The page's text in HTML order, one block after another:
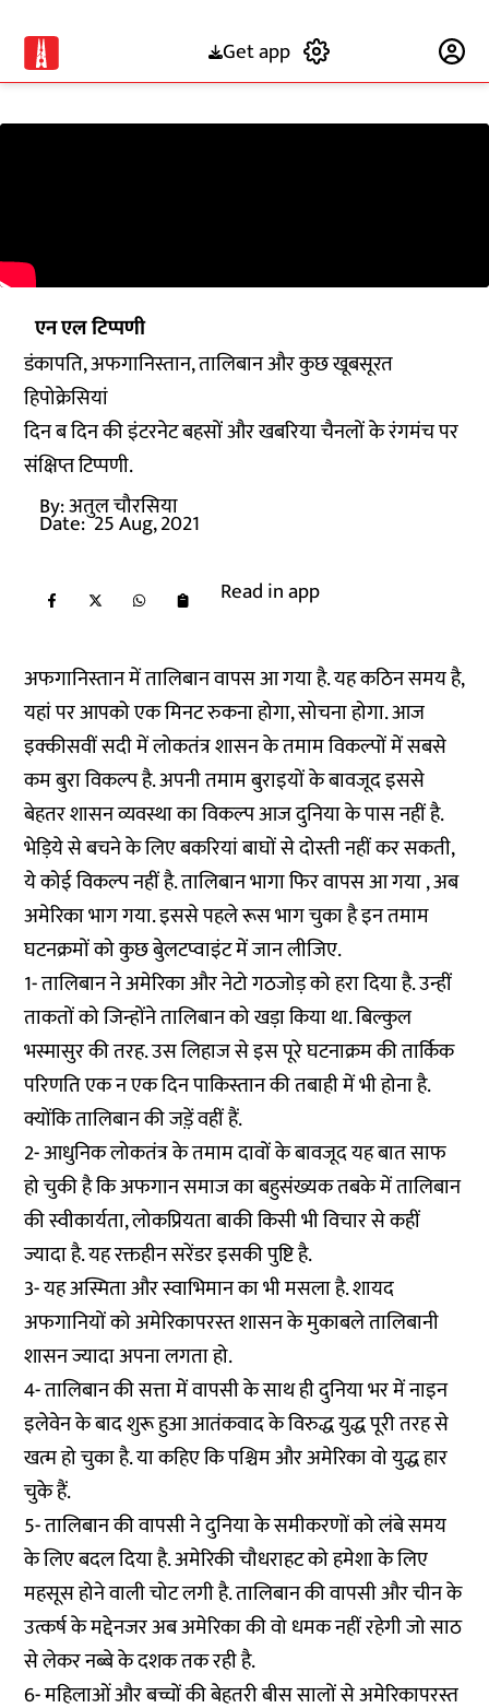
Get app
एन एल टिप्पणी
डंकापति, अफगानिस्तान, तालिबान और कुछ खूबसूरत
हिपोक्रेसियां
दिन ब दिन की इंटरनेट बहसों और खबरिया चैनलों के रंगमंच पर
संक्षिप्त टिप्पणी.
By:अतुल चौरसिया
Date: 25 Aug, 2021
Read in app
अफगानिस्तान में तालिबान वापस आ गया है. यह कठिन समय है,
यहां पर आपको एक मिनट रुकना होगा, सोचना होगा. आज
इक्कीसवीं सदी में लोकतंत्र शासन के तमाम विकल्पों में सबसे
कम बुरा विकल्प है. अपनी तमाम बुराइयों के बावजूद इससे
बेहतर शासन व्यवस्था का विकल्प आज दुनिया के पास नहीं है.
भेड़िये से बचने के लिए बकरियां बाघों से दोस्ती नहीं कर सकती,
ये कोई विकल्प नहीं है. तालिबान भागा फिर वापस आ गया , अब
अमेरिका भाग गया. इससे पहले रूस भाग चुका है इन तमाम
घटनक्रमों को कुछ बुेलटप्वाइंट में जान लीजिए.
1- तालिबान ने अमेरिका और नेटो गठजोड़ को हरा दिया है. उन्हीं
ताकतों को जिन्होंने तालिबान को खड़ा किया था. बिल्कुल
भस्मासुर की तरह. उस लिहाज से इस पूरे घटनाक्रम की तार्किक
परिणति एक न एक दिन पाकिस्तान की तबाही में भी होना है.
क्योंकि तालिबान की जड़़ें वहीं हैं.
2- आधुनिक लोकतंत्र के तमाम दावों के बावजूद यह बात साफ
हो चुकी है कि अफगान समाज का बहुसंख्यक तबके में तालिबान
की स्वीकार्यता, लोकप्रियता बाकी किसी भी विचार से कहीं
ज्यादा है. यह रक्तहीन सरेंडर इसकी पुष्टि है.
3- यह अस्मिता और स्वाभिमान का भी मसला है. शायद
अफगानियों को अमेरिकापरस्त शासन के मुकाबले तालिबानी
शासन ज्यादा अपना लगता हो.
4- तालिबान की सत्ता में वापसी के साथ ही दुनिया भर में नाइन
इलेवेन के बाद शुरू हुआ आतंकवाद के विरुद्ध युद्ध पूरी तरह से
खत्म हो चुका है. या कहिए कि पश्चिम और अमेरिका वो युद्ध हार
चुके हैं.
5- तालिबान की वापसी ने दुनिया के समीकरणों को लंबे समय
के लिए बदल दिया है. अमेरिकी चौधराहट को हमेशा के लिए
महसूस होने वाली चोट लगी है. तालिबान की वापसी और चीन के
उत्कर्ष के मद्देनजर अब अमेरिका की वो धमक नहीं रहेगी जो साठ
से लेकर नब्बे के दशक तक रही है.
6- महिलाओं और बच्चों की बेहतरी बीस सालों से अमेरिकापरस्त